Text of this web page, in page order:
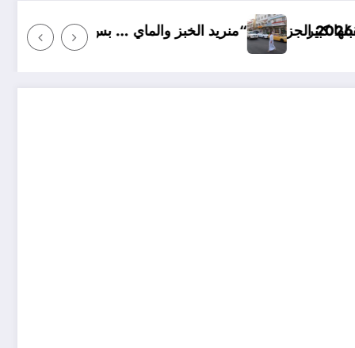
الخبز والماي … بس سالم ابو عداي” من الدولة